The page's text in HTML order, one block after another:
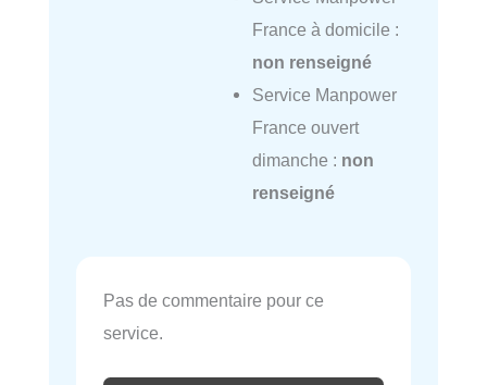
France à domicile :
non renseigné
Service Manpower
France ouvert
dimanche : non
renseigné
Pas de commentaire pour ce
service.